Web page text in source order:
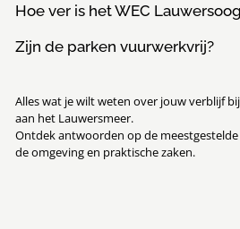
Hoe ver is het WEC
Zijn de parken vuurwerkvrij?
Alles wat je wilt weten over jouw verblijf
aan het Lauwersmeer.
Ontdek antwoorden op de
de omgeving en praktische zaken.